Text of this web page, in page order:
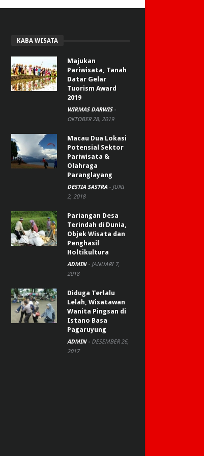
KABA WISATA
Majukan
Pariwisata, Tanah
Datar Gelar
Tuorism Award
2019
WIRMAS DARWIS -
OKTOBER 28, 2019
Macau Dua Lokasi
Potensial Sektor
Pariwisata &
Olahraga
Paranglayang
DESTIA SASTRA - JUNI
2, 2018
Pariangan Desa
Terindah di Dunia,
Objek Wisata dan
Penghasil
Holtikultura
ADMIN - JANUARI 7,
2018
Diduga Terlalu
Lelah, Wisatawan
Wanita Pingsan di
Istano Basa
Pagaruyung
ADMIN - DESEMBER 26,
2017